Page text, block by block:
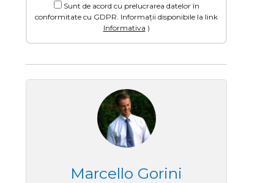
Sunt de acord cu prelucrarea datelor în
conformitate cu GDPR. Informații disponibile la link
Informativa )
Marcello Gorini